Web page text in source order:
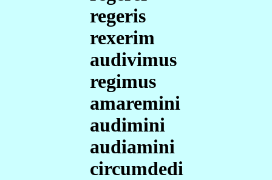
regeris
rexerim
audivimus
regimus
amaremini
audimini
audiamini
circumdedi